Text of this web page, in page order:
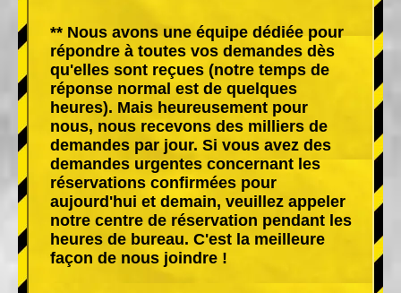
** Nous avons une équipe dédiée pour
répondre à toutes vos demandes dès
qu'elles sont reçues (notre temps de
réponse normal est de quelques
heures). Mais heureusement pour
nous, nous recevons des milliers de
demandes par jour. Si vous avez des
demandes urgentes concernant les
réservations confirmées pour
aujourd'hui et demain, veuillez appeler
notre centre de réservation pendant les
heures de bureau. C'est la meilleure
façon de nous joindre !